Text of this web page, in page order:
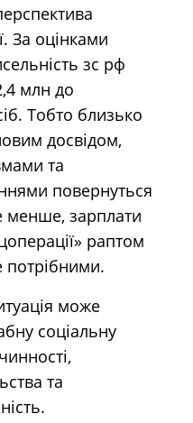
За оцінками
зс рф
млн до
Тобто близько
досвідом,
та
повернуться
менше, зарплати
раптом
потрібними.
може
соціальну
та